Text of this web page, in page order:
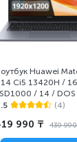
Huawei
Ci5 13420H /
/ 14 /
W5611D/
(4)
990 ₸ 439